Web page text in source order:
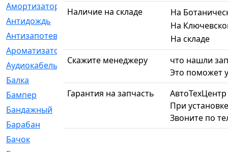
Амортизаторы
Антидождь
Антизапотеватель
Ароматизатор
[35]
Аудиокабель
[2]
Балка
[58]
Бампер
[137]
Бандажный
Барабан
Бачок
Наличие на складе
На
На
На складе
Скажите менеджеру
что нашли
Это поможет
Гарантия на запчасть
При
Звоните по